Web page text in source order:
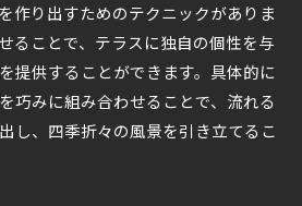
する石川県野々市市のテラス設計
材料の選び方
すエコ設計
作り出すためのテクニックがありま
ることで、テラスに独自の個性を与
提供することができます。具体的に
巧みに組み合わせることで、流れる
し、四季折々の風景を引き立てるこ